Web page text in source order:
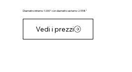
Diametro interno 1.000" con diametro esterno 2.938"
Vedi i prezzi